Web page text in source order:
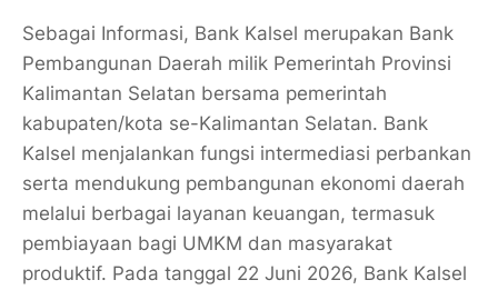
Sebagai Informasi, Bank Kalsel merupakan Bank
Pembangunan Daerah milik Pemerintah Provinsi
Kalimantan Selatan bersama pemerintah
kabupaten/kota se-Kalimantan Selatan. Bank
Kalsel menjalankan fungsi intermediasi perbankan
serta mendukung pembangunan ekonomi daerah
melalui berbagai layanan keuangan, termasuk
pembiayaan bagi UMKM dan masyarakat
produktif. Pada tanggal 22 Juni 2026, Bank Kalsel